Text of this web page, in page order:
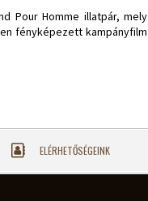
Pour Homme illatpár, mely
fényképezett kampányfilm
ELÉRHETŐSÉGEINK